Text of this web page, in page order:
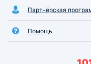
Партнёрская
Помощь